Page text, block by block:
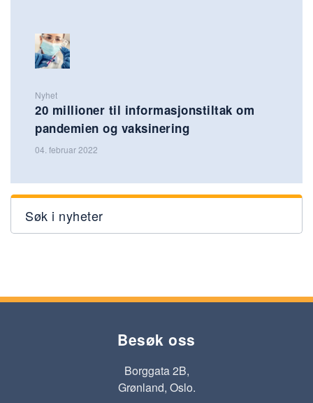
Nyhet
20 millioner til informasjonstiltak om
pandemien og vaksinering
04. februar 2022
Søk i nyheter
Besøk oss
Borggata 2B,
Grønland, Oslo.